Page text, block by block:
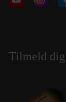
Tilmeld